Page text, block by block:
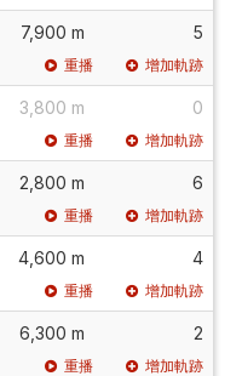
7,900 m 5
重播 增加軌跡
3,800 m 0
重播 增加軌跡
2,800 m 6
重播 增加軌跡
4,600 m 4
重播 增加軌跡
6,300 m 2
重播 增加軌跡